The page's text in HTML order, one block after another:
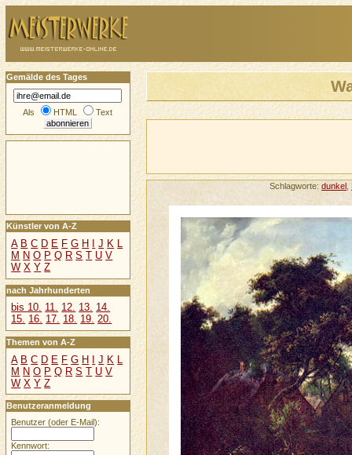
Schlagworte:dunkel
Gemälde des Tages
Als HTML Text
Künstler von A-Z
A B C D E F G H J K L
M N O P Q R S T U V
W X Y Z
nach Jahrhunderten
bis 10. 11. 12. 13. 14.
15. 16. 17. 18. 19. 20.
Themen von A-Z
A B C D E F G H I J K L
M N O P Q R S T U V
W X Y Z
Benutzeranmeldung
Benutzer (oder E-Mail):
Kennwort: